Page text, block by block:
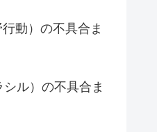
動）の不具合ま
ル）の不具合ま